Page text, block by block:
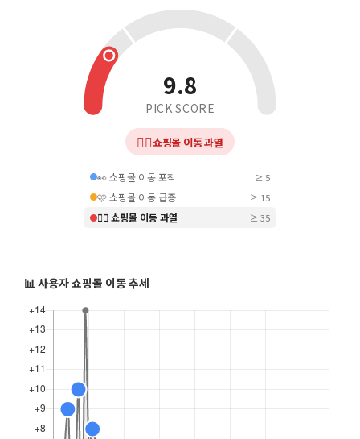
9.8
PICK SCORE
❤️‍🔥쇼핑몰 이동 과열
👀 쇼핑몰 이동 포착 ≥ 5
🩷 쇼핑몰 이동 급증 ≥ 15
❤️‍🔥 쇼핑몰 이동 과열 ≥ 35
📊 사용자 쇼핑몰 이동 추세